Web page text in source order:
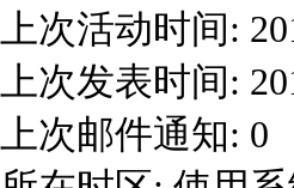
上次活动时间:
上次发表时间:
上次邮件通知: 0